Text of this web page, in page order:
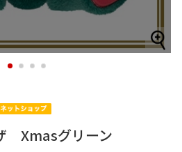
1 2 3 4
Xmasグリーン